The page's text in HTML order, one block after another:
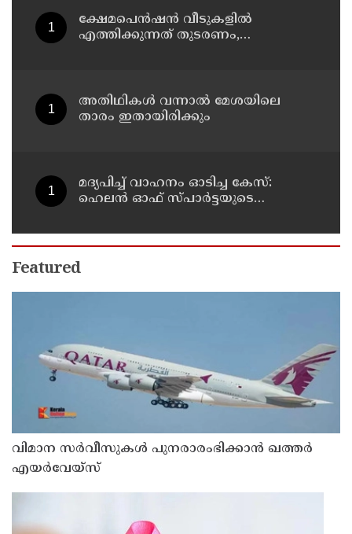
ക്ഷേമപെൻഷൻ വീടുകളിൽ
എത്തിക്കുന്നത് തുടരണം,
പ്രതിപക്ഷ നേതാവ് പിണറായി
വിജയൻ
അതിഥികൾ വന്നാൽ മേശയിലെ
താരം ഇതായിരിക്കും
മദ്യപിച്ച് വാഹനം ഓടിച്ച കേസ്:
ഹെലൻ ഓഫ് സ്പാർട്ടയുടെ
Featured
വിമാന സര്‍വീസുകള്‍ പുനരാരംഭിക്കാന്‍ ഖത്തര്‍
എയര്‍വേയ്‌സ്